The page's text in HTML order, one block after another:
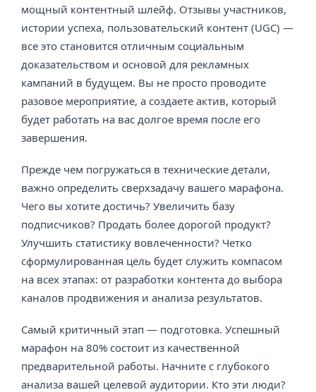
мощный контентный шлейф. Отзывы участников,
истории успеха, пользовательский контент (UGC) —
все это становится отличным социальным
доказательством и основой для рекламных
кампаний в будущем. Вы не просто проводите
разовое мероприятие, а создаете актив, который
будет работать на вас долгое время после его
завершения.
Прежде чем погружаться в технические детали,
важно определить сверхзадачу вашего марафона.
Чего вы хотите достичь? Увеличить базу
подписчиков? Продать более дорогой продукт?
Улучшить статистику вовлеченности? Четко
сформулированная цель будет служить компасом
на всех этапах: от разработки контента до выбора
каналов продвижения и анализа результатов.
Самый критичный этап — подготовка. Успешный
марафон на 80% состоит из качественной
предварительной работы. Начните с глубокого
анализа вашей целевой аудитории. Кто эти люди?